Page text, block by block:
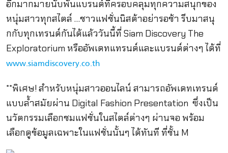
อีกมากมายนับพันแบรนด์ที่ครอบคลุมทุกความสนุกของ
หนุ่มสาวทุกสไตล์ …ชาวแฟชั่นนิสต้าอย่ารอช้า รีบมาสนุ
กกับทุกเทรนด์กันได้แล้ววันนี้ที่ Siam Discovery The
Exploratorium หรืออัพเดทแทรนด์และแบรนด์ต่างๆ ได้ที่
www.siamdiscovery.co.th
**พิเศษ! สำหรับหนุ่มสาวออนไลน์ สามารถอัพเดทเทรนด์
แบบล้ำสมัยผ่าน Digital Fashion Presentation ซึ่งเป็น
นวัตกรรมเลือกชมแฟชั่นในสไตล์ต่างๆ ผ่านจอ พร้อม
เลือกดูข้อมูลเฉพาะในแฟชั่นนั้นๆ ได้ทันที ที่ชั้น M